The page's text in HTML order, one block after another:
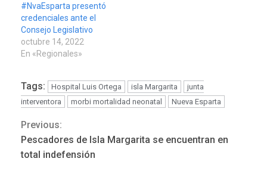
#NvaEsparta presentó
credenciales ante el
Consejo Legislativo
octubre 14, 2022
En «Regionales»
Tags: Hospital Luis Ortega isla Margarita
junta
interventora
morbi mortalidad neonatal Nueva Esparta
Continue
Reading
Previous:
Pescadores de Isla Margarita se encuentran en
total indefensión
3
POLÍTICA
TITULARES
monitorear proceso de